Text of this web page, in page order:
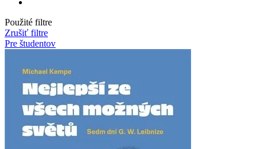
Použité filtre
Zrušiť filtre
Pre študentov